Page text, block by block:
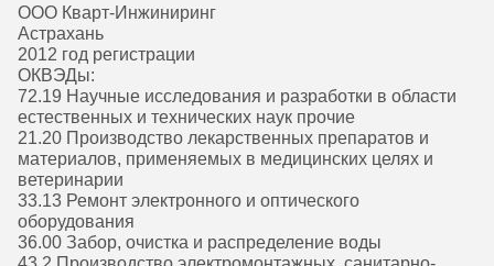
ООО Кварт-Инжиниринг
Астрахань
2012 год регистрации
ОКВЭДы:
72.19 Научные исследования и разработки в области
естественных и технических наук прочие
21.20 Производство лекарственных препаратов и
материалов, применяемых в медицинских целях и
ветеринарии
33.13 Ремонт электронного и оптического
оборудования
36.00 Забор, очистка и распределение воды